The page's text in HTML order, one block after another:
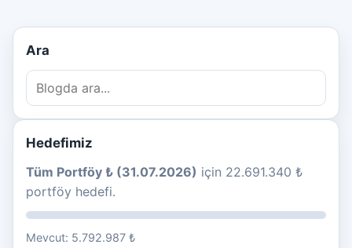
Ara
Hedefimiz
Tüm Portföy ₺ (31.07.2026) için 22.691.340 ₺
portföy hedefi.
Mevcut: 5.792.987 ₺